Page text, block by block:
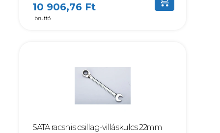
10 906,76 Ft
bruttó
SATA racsnis csillag-villáskulcs 22mm